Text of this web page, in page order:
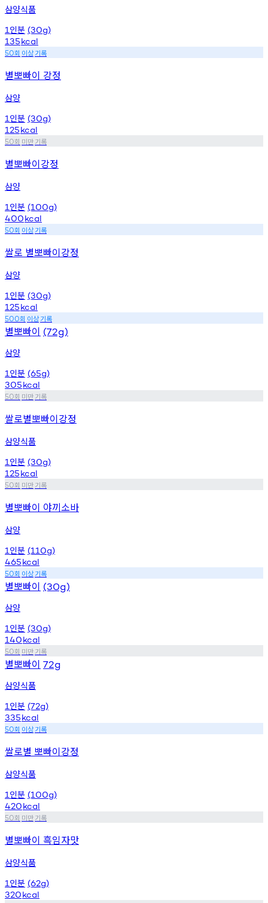
삼양식품
1 인분 (30g)
135kcal
50회 이상기록
별뽀빠이 강정
삼양
1 인분 (30g)
125kcal
50회 미만기록
별뽀빠이강정
삼양
1 인분 (100g)
400kcal
50회 이상기록
쌀로 별뽀빠이강정
삼양
1 인분 (30g)
125kcal
500회 이상기록
별뽀빠이 (72g)
삼양
1 인분 (65g)
305kcal
50회 미만기록
쌀로별뽀빠이강정
삼양식품
1 인분 (30g)
125kcal
50회 미만기록
별뽀빠이 야끼소바
삼양
1 인분 (110g)
465kcal
50회 이상기록
별뽀빠이 (30g)
삼양
1 인분 (30g)
140kcal
50회 미만기록
별뽀빠이 72g
삼양식품
1 인분 (72g)
335kcal
50회 이상기록
쌀로별 뽀빠이강정
삼양식품
1 인분 (100g)
420kcal
50회 미만기록
별뽀빠이 흑임자맛
삼양식품
1 인분 (62g)
320kcal